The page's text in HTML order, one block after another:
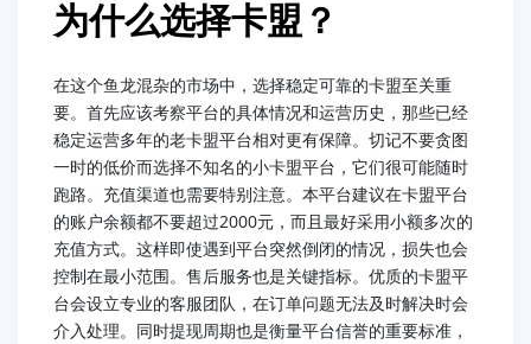
为什么选择卡盟？
在这个鱼龙混杂的市场中，选择稳定可靠的卡盟至关重
要。首先应该考察平台的具体情况和运营历史，那些已经
稳定运营多年的老卡盟平台相对更有保障。切记不要贪图
一时的低价而选择不知名的小卡盟平台，它们很可能随时
跑路。充值渠道也需要特别注意。本平台建议在卡盟平台
的账户余额都不要超过2000元，而且最好采用小额多次的
充值方式。这样即使遇到平台突然倒闭的情况，损失也会
控制在最小范围。售后服务也是关键指标。优质的卡盟平
台会设立专业的客服团队，在订单问题无法及时解决时会
介入处理。同时提现周期也是衡量平台信誉的重要标准，